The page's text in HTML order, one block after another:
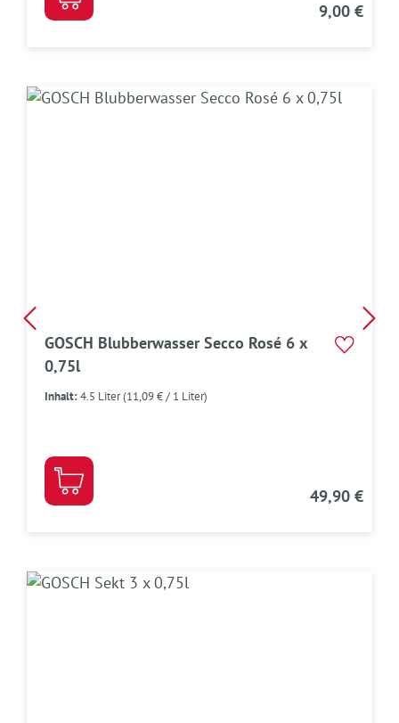
9,00 €
GOSCH Blubberwasser Secco Rosé 6 x
0,75l
Inhalt:4.5 Liter(11,09 € / 1 Liter)
49,90 €